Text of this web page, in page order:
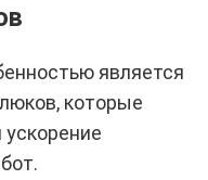
является
которые